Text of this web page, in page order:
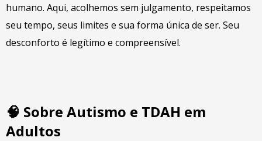
humano. Aqui, acolhemos sem julgamento, respeitamos
seu tempo, seus limites e sua forma única de ser. Seu
desconforto é legítimo e compreensível.
🧠 Sobre Autismo e TDAH em
Adultos